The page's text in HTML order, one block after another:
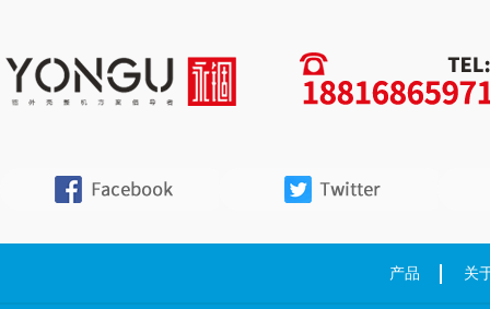
产品 关